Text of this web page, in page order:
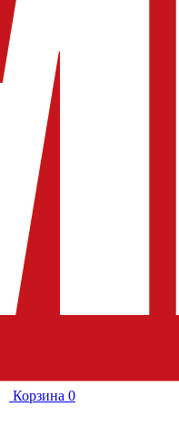
Корзина 0